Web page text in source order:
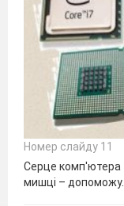
Номер слайду 11
Серце комп'ютера
мишці – допоможу.